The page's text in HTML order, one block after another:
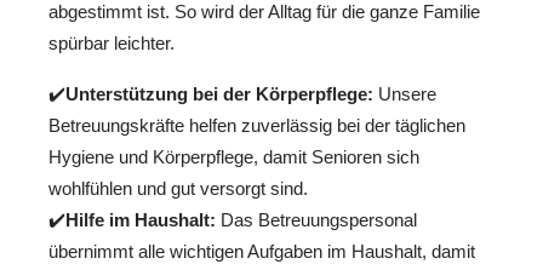
abgestimmt ist. So wird der Alltag für die ganze Familie
spürbar leichter.
✔️Unterstützung bei der Körperpflege: Unsere
Betreuungskräfte helfen zuverlässig bei der täglichen
Hygiene und Körperpflege, damit Senioren sich
wohlfühlen und gut versorgt sind.
✔️Hilfe im Haushalt: Das Betreuungspersonal
übernimmt alle wichtigen Aufgaben im Haushalt, damit